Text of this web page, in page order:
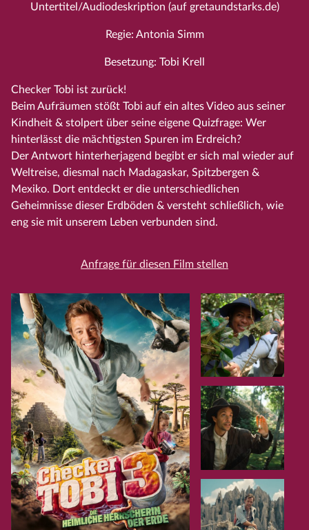
Untertitel/Audiodeskription (auf gretaundstarks.de)
Regie: Antonia Simm
Besetzung: Tobi Krell
Checker Tobi ist zurück!
Beim Aufräumen stößt Tobi auf ein altes Video aus seiner
Kindheit & stolpert über seine eigene Quizfrage: Wer
hinterlässt die mächtigsten Spuren im Erdreich?
Der Antwort hinterherjagend begibt er sich mal wieder auf
Weltreise, diesmal nach Madagaskar, Spitzbergen &
Mexiko. Dort entdeckt er die unterschiedlichen
Geheimnisse dieser Erdböden & versteht schließlich, wie
eng sie mit unserem Leben verbunden sind.
Anfrage für diesen Film stellen